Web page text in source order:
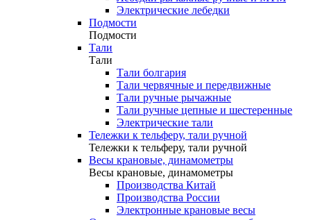
Электрические лебедки
Подмости
Подмости
Тали
Тали
Тали болгария
Тали червячные и передвижные
Тали ручные рычажные
Тали ручные цепные и шестеренные
Электрические тали
Тележки к тельферу, тали ручной
Тележки к тельферу, тали ручной
Весы крановые, динамометры
Весы крановые, динамометры
Производства Китай
Производства России
Электронные крановые весы